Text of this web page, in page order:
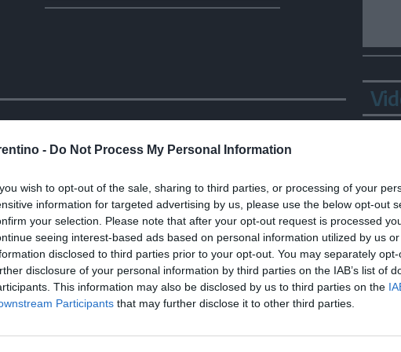
- Do Not Process My Personal Information
wish to opt-out of the sale, sharing to third parties, or processing of your
information for targeted advertising by us, please use the below opt-out
your selection. Please note that after your opt-out request is processed
seeing interest-based ads based on personal information utilized by us
disclosed to third parties prior to your opt-out. You may separately
disclosure of your personal information by third parties on the IAB’s list of
This information may also be disclosed by us to third parties on the
Participants that may further disclose it to other third parties.
negli
LE FOTO
Chiesa deturpata, non si